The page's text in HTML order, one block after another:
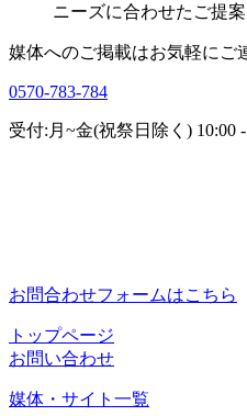
ニーズに合わせたご提
媒体へのご掲載はお気軽にご
0570-783-784
受付:月~金(祝祭日除く) 10:00
お問合わせフォームはこちら
トップページ
お問い合わせ
媒体・サイト一覧